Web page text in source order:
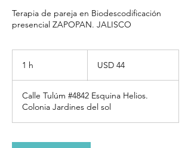
Terapia de pareja en Biodescodificación
presencial ZAPOPAN. JALISCO
1 h
estadounidenses
USD 44
Calle Tulúm #4842 Esquina Helios.
Colonia Jardines del sol